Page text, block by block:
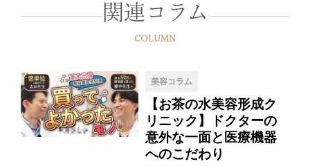
関連コラム
COLUMN
美容コラム
【お茶の水美容形成ク
リニック】ドクターの
意外な一面と医療機器
へのこだわり